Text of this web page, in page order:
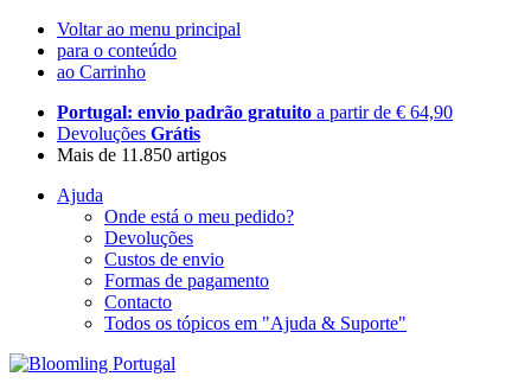
Voltar ao menu principal
para o conteúdo
ao Carrinho
Portugal: envio padrão gratuito a partir de € 64,90
Devoluções Grátis
Mais de 11.850 artigos
Ajuda
Onde está o meu pedido?
Devoluções
Custos de envio
Formas de pagamento
Contacto
Todos os tópicos em "Ajuda & Suporte"